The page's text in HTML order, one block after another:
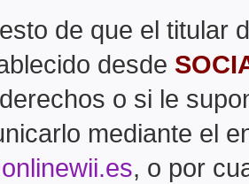
de que el titular
desde
o si le
mediante el
, o por